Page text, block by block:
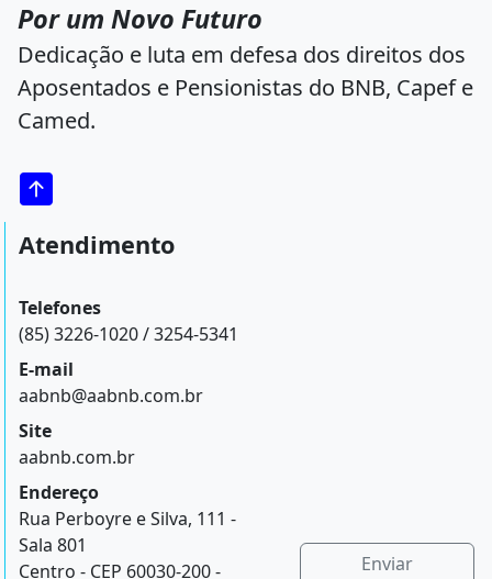
Por um Novo Futuro
Dedicação e luta em defesa dos direitos dos
Aposentados e Pensionistas do BNB, Capef e
Camed.
Atendimento
Telefones
(85) 3226-1020 / 3254-5341
E-mail
aabnb@aabnb.com.br
Site
aabnb.com.br
Endereço
Rua Perboyre e Silva, 111 -
Sala 801
Centro - CEP 60030-200 -
Enviar